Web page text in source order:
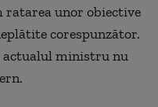
ratarea unor obiective
corespunzător.
ministru nu